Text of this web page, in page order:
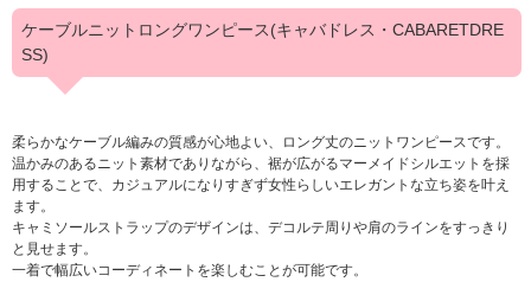
ケーブルニットロングワンピース(キャバドレス・CABARETDRE
SS)
柔らかなケーブル編みの質感が心地よい、ロング丈のニットワンピースです。
温かみのあるニット素材でありながら、裾が広がるマーメイドシルエットを採
用することで、カジュアルになりすぎず女性らしいエレガントな立ち姿を叶え
ます。
キャミソールストラップのデザインは、デコルテ周りや肩のラインをすっきり
と見せます。
一着で幅広いコーディネートを楽しむことが可能です。